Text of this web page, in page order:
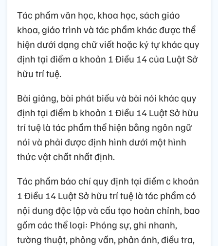
Tác phẩm văn học, khoa học, sách giáo
khoa, giáo trình và tác phẩm khác được thể
hiện dưới dạng chữ viết hoặc ký tự khác quy
định tại điểm a khoản 1 Điều 14 của Luật Sở
hữu trí tuệ.
Bài giảng, bài phát biểu và bài nói khác quy
định tại điểm b khoản 1 Điều 14 Luật Sở hữu
trí tuệ là tác phẩm thể hiện bằng ngôn ngữ
nói và phải được định hình dưới một hình
thức vật chất nhất định.
Tác phẩm báo chí quy định tại điểm c khoản
1 Điều 14 Luật Sở hữu trí tuệ là tác phẩm có
nội dung độc lập và cấu tạo hoàn chỉnh, bao
gồm các thể loại: Phóng sự, ghi nhanh,
tường thuật, phỏng vấn, phản ánh, điều tra,